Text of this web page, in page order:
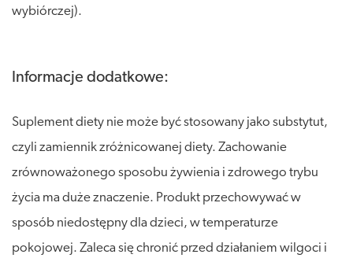
wybiórczej).
Informacje dodatkowe:
Suplement diety nie może być stosowany jako substytut,
czyli zamiennik zróżnicowanej diety. Zachowanie
zrównoważonego sposobu żywienia i zdrowego trybu
życia ma duże znaczenie. Produkt przechowywać w
sposób niedostępny dla dzieci, w temperaturze
pokojowej. Zaleca się chronić przed działaniem wilgoci i